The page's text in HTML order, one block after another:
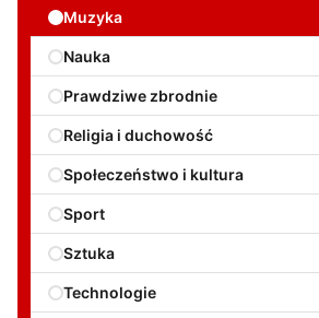
Muzyka
Nauka
Prawdziwe zbrodnie
Religia i duchowość
Społeczeństwo i kultura
Sport
Sztuka
Technologie